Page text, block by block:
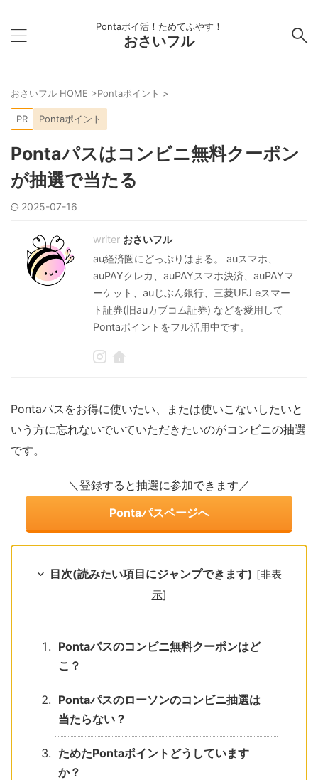
Pontaポイ活！ためてふやす！
おさいフル
おさいフル HOME >Pontaポイント >
PR Pontaポイント
Pontaパスはコンビニ無料クーポン
が抽選で当たる
2025-07-16
おさいフル
au経済圏にどっぷりはまる。 auスマホ、
auPAYクレカ、auPAYスマホ決済、auPAYマ
ーケット、auじぶん銀行、三菱UFJ eスマー
ト証券(旧auカブコム証券) などを愛用して
Pontaポイントをフル活用中です。
Pontaパスをお得に使いたい、または使いこないしたいと
いう方に忘れないでいていただきたいのがコンビニの抽選
です。
＼登録すると抽選に参加できます／
Pontaパスページへ
目次(読みたい項目にジャンプできます) [非表
示]
Pontaパスのコンビニ無料クーポンはど
こ？
Pontaパスのローソンのコンビニ抽選は
当たらない？
ためたPontaポイントどうしています
か？